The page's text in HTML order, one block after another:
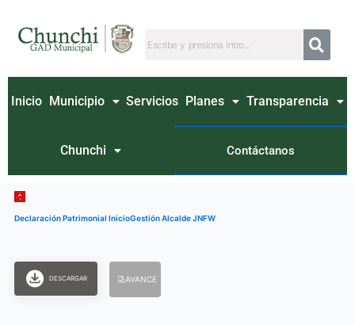
contenido
Inicio Municipio Servicios Planes Transparencia
Chunchi Contáctanos
Declaración Patrimonial InicioGestión Alcalde JNFW
DESCARGAR AVANCE